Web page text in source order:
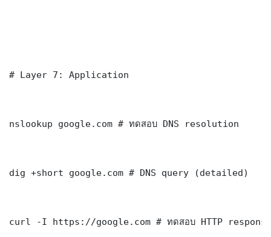
# Layer 7: Application
nslookup google.com # ทดสอบ DNS resolution
dig +short google.com # DNS query (detailed)
curl -I https://google.com # ทดสอบ HTTP